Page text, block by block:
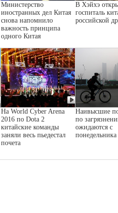
Министерство
иностранных дел Китая
снова напомнило
важность принципа
одного Китая
В Хэйхэ
госпиталь
российской
На World Cyber Arena
2016 по Dota 2
китайские команды
заняли весь пьедестал
почета
Наивысшие
по
ожидаются с